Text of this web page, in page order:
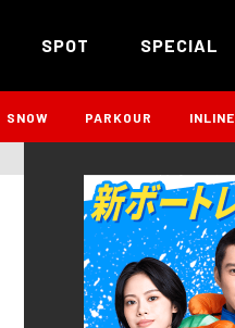
SPOT SPECIAL
SNOW PARKOUR INLINE